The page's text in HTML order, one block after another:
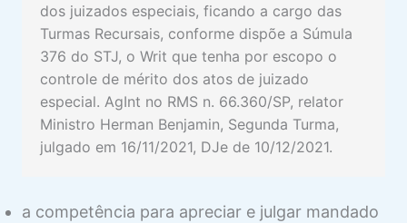
dos juizados especiais, ficando a cargo das
Turmas Recursais, conforme dispõe a Súmula
376 do STJ, o Writ que tenha por escopo o
controle de mérito dos atos de juizado
especial. AgInt no RMS n. 66.360/SP, relator
Ministro Herman Benjamin, Segunda Turma,
julgado em 16/11/2021, DJe de 10/12/2021.
a competência para apreciar e julgar mandado